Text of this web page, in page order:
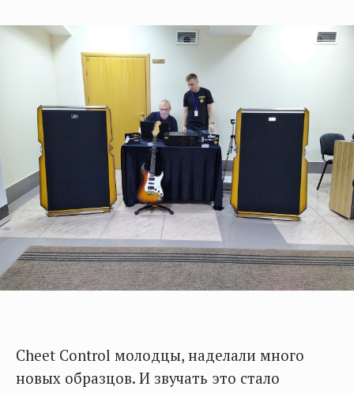
Cheet Control молодцы, наделали много
новых образцов. И звучать это стало